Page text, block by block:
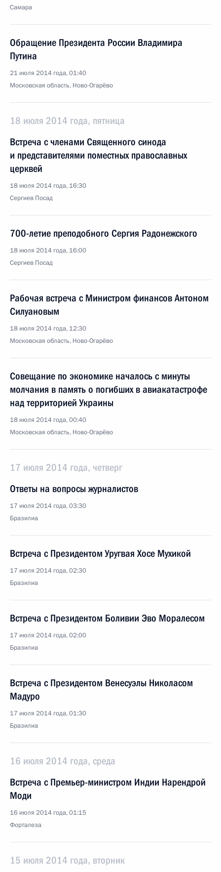
Самара
Обращение Президента России Владимира
Путина
21 июля 2014 года, 01:40
Московская область, Ново-Огарёво
18 июля 2014 года, пятница
Встреча с членами Священного синода
и представителями поместных православных
церквей
18 июля 2014 года, 16:30
Сергиев Посад
700-летие преподобного Сергия Радонежского
18 июля 2014 года, 16:00
Сергиев Посад
Рабочая встреча с Министром финансов Антоном
Силуановым
18 июля 2014 года, 12:30
Московская область, Ново-Огарёво
Совещание по экономике началось с минуты
молчания в память о погибших в авиакатастрофе
над территорией Украины
18 июля 2014 года, 00:40
Московская область, Ново-Огарёво
17 июля 2014 года, четверг
Ответы на вопросы журналистов
17 июля 2014 года, 03:30
Бразилиа
Встреча с Президентом Уругвая Хосе Мухикой
17 июля 2014 года, 02:30
Бразилиа
Встреча с Президентом Боливии Эво Моралесом
17 июля 2014 года, 02:00
Бразилиа
Встреча с Президентом Венесуэлы Николасом
Мадуро
17 июля 2014 года, 01:30
Бразилиа
16 июля 2014 года, среда
Встреча с Премьер-министром Индии Нарендрой
Моди
16 июля 2014 года, 01:15
Форталеза
15 июля 2014 года, вторник